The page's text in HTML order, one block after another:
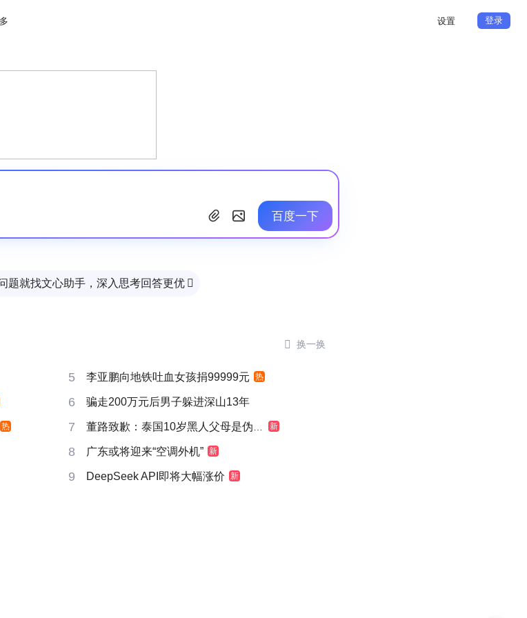
设置 登录
百度一下
题就找文心助手，深入思考回答更优 
 换一换
5 李亚鹏向地铁吐血女孩捐99999元 热
6 骗走200万元后男子躲进深山13年
热 7 董路致歉：泰国10岁黑人父母是伪造的 新
8 广东或将迎来“空调外机” 新
9 DeepSeek API即将大幅涨价 新